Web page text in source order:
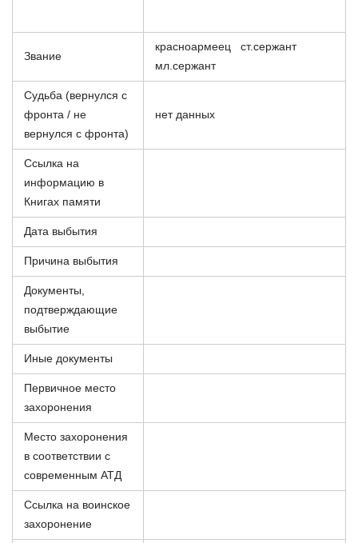
Звание
красноармеец ст.сержант
мл.сержант
Судьба (вернулся с
фронта / не
вернулся с фронта)
нет данных
Ссылка на
информацию в
Книгах памяти
Дата выбытия
Причина выбытия
Документы,
подтверждающие
выбытие
Иные документы
Первичное место
захоронения
Место захоронения
в соответствии с
современным АТД
Ссылка на воинское
захоронение